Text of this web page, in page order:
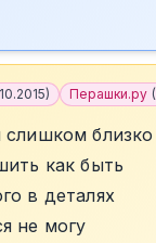
) Перашки.ру (
слишком близко
как быть
в деталях
не могу